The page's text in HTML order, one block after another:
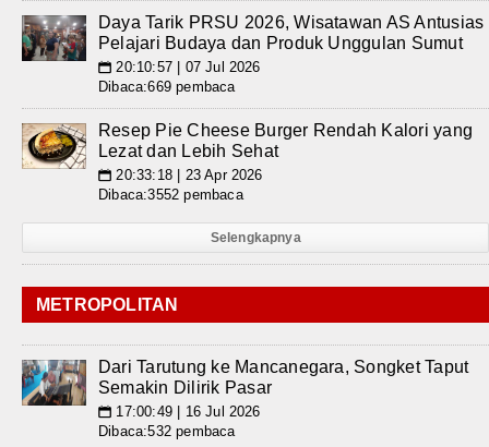
Daya Tarik PRSU 2026, Wisatawan AS Antusias
Pelajari Budaya dan Produk Unggulan Sumut
📅 20:10:57 | 07 Jul 2026
Dibaca:669 pembaca
Resep Pie Cheese Burger Rendah Kalori yang
Lezat dan Lebih Sehat
📅 20:33:18 | 23 Apr 2026
Dibaca:3552 pembaca
Selengkapnya
METROPOLITAN
Dari Tarutung ke Mancanegara, Songket Taput
Semakin Dilirik Pasar
📅 17:00:49 | 16 Jul 2026
Dibaca:532 pembaca